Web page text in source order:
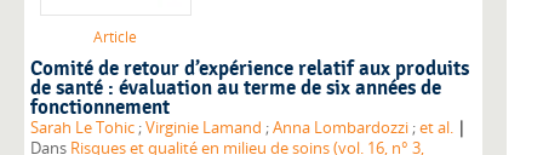
Article
Comité de retour d’expérience relatif aux produits
de santé : évaluation au terme de six années de
fonctionnement
Sarah Le Tohic ;Virginie Lamand ;Anna Lombardozzi ;et al. |
Dans Risques et qualité en milieu de soins (vol. 16, n° 3,